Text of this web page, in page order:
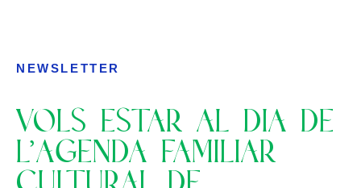
NEWSLETTER
VOLS ESTAR AL DIA DE
L’AGENDA FAMILIAR